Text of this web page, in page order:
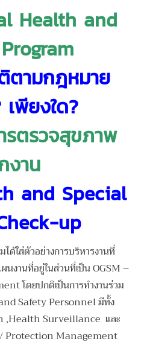
Health and
ตามกฎหมาย
เพียงใด?
รตรวจสุขภาพ
งาน
and Special
up
ส่ตัวอย่างการบริหารงานที่
นงานที่อยู่ในส่วนที่เป็น OGSM –
โดยปกติเป็นการทำงานร่วม
Safety Personnel มีทั้ง
,Health Surveillance และ
Management